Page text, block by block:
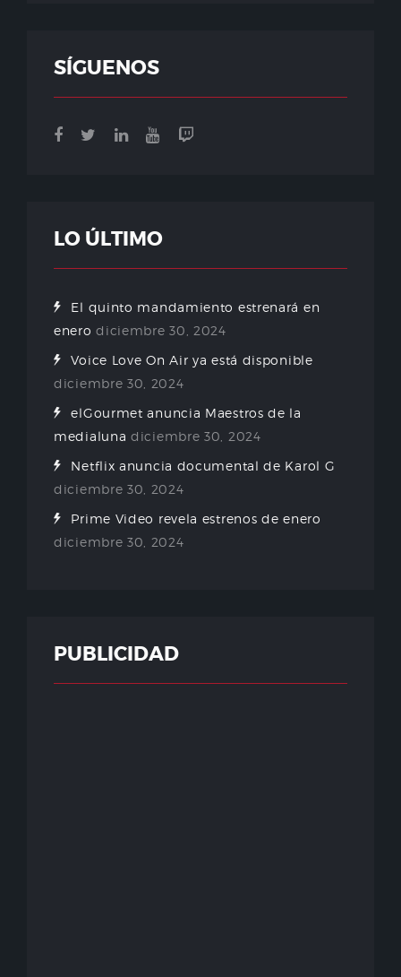
SÍGUENOS
LO ÚLTIMO
El quinto mandamiento estrenará en
enero diciembre 30, 2024
Voice Love On Air ya está disponible
diciembre 30, 2024
elGourmet anuncia Maestros de la
medialuna diciembre 30, 2024
Netflix anuncia documental de Karol G
diciembre 30, 2024
Prime Video revela estrenos de enero
diciembre 30, 2024
PUBLICIDAD